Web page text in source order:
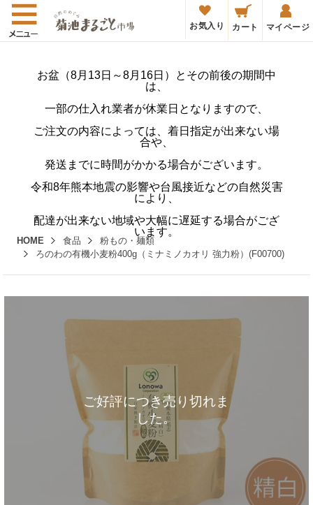
お気入り カート マイページ
お盆（8月13日～8月16日）とその前後の期間中
は、
一部の仕入れ業者が休業日となりますので、
ご注文の内容によっては、着日指定が出来ない場
合や、
発送までに時間がかかる場合がございます。
令和8年熊本地震の影響や台風接近などの自然災害
により、
配達が出来ない地域や大幅に遅延する場合がござ
います。
HOME 食品
粉もの・麺類
ろのわの有機小麦粉400g（ミナミノカオリ 強力粉）(F00700)
ご好評につき売り切れま
した。